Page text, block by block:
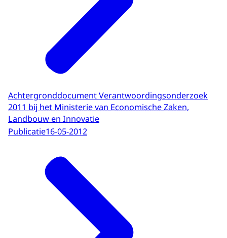
Achtergronddocument Verantwoordingsonderzoek
2011 bij het Ministerie van Economische Zaken,
Landbouw en Innovatie
Publicatie16-05-2012